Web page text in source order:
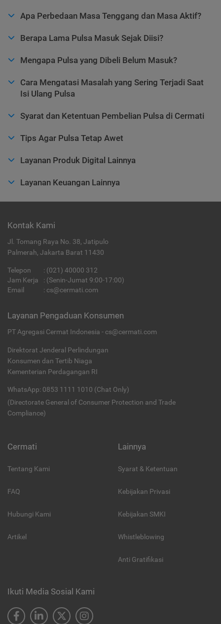
Apa Perbedaan Masa Tenggang dan Masa Aktif?
Berapa Lama Pulsa Masuk Sejak Diisi?
Mengapa Pulsa yang Dibeli Belum Masuk?
Cara Mengatasi Masalah yang Sering Terjadi Saat
Isi Ulang Pulsa
Syarat dan Ketentuan Pembelian Pulsa di Cermati
Tips Agar Pulsa Tetap Awet
Layanan Produk Digital Lainnya
Layanan Keuangan Lainnya
Kontak Kami
Jl. Tomang Raya No. 38, Jatipulo
Palmerah, Jakarta Barat 11430
Telepon : (021) 40000 312
Jam Kerja
: (Senin-Jumat 9:00-17:00)
Email
: cs@cermati.com
Layanan Pengaduan Konsumen
PT Agregasi Cermat Indonesia - cs@cermati.com
Direktorat Jenderal Perlindungan
Konsumen dan Tertib Niaga
Kementerian Perdagangan RI
WhatsApp: 0853 1111 1010 (Chat Only)
(Directorate General of Consumer Protection and Trade
Compliance)
Cermati
Tentang Kami
FAQ
Hubungi Kami
Artikel
Lainnya
Syarat & Ketentuan
Kebijakan Privasi
Kebijakan SMKI
Whistleblowing
Anti Gratifikasi
Ikuti Media Sosial Kami